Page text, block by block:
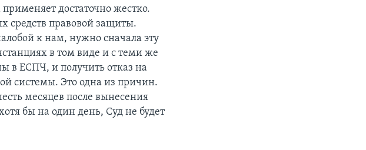
достаточно жестко.
средств правовой защиты.
к нам, нужно сначала эту
в том виде и с теми же
в ЕСПЧ, и получить отказ на
системы. Это одна из причин.
месяцев после вынесения
бы на один день, Суд не будет